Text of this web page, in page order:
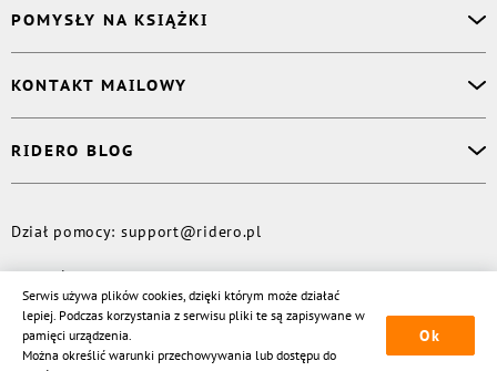
Druk Twojej książki
Publikacja
Książki Ridero
Pomoc
Polityka prywatności
POMYSŁY NA KSIĄŻKI
Dzienniczek malucha
Książka eksperta
Wydaj tomik poezji
KONTAKT MAILOWY
Kontakt dla mediów
RIDERO BLOG
Więcej
© Rideró, 2013—2026
Dział pomocy: support@ridero.pl
Serwis używa plików cookies, dzięki którym może działać
lepiej. Podczas korzystania z serwisu pliki te są zapisywane w
pamięci urządzenia.
Można określić warunki przechowywania lub dostępu do
Ok